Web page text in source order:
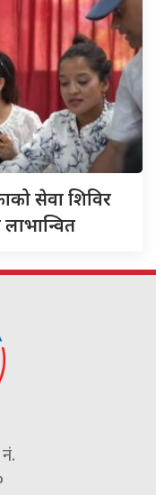
सेवा शिविर
लाभान्वित